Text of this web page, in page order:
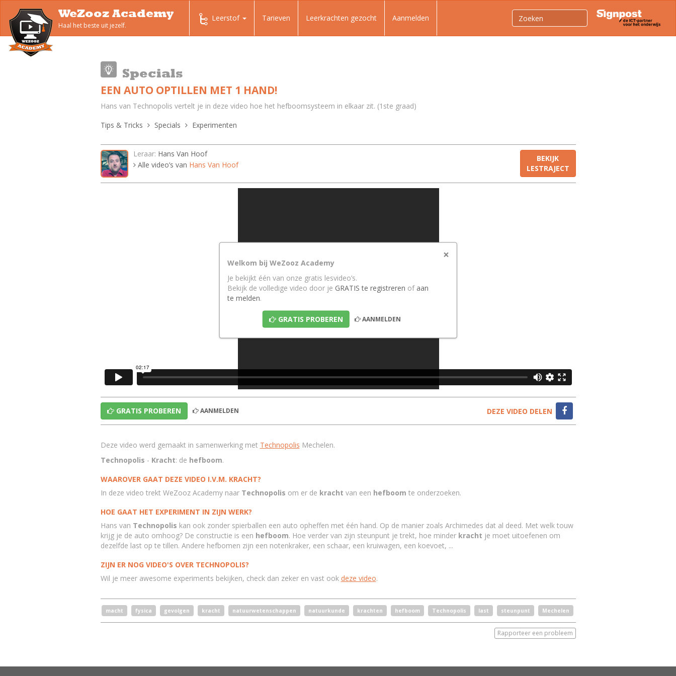
WeZooz Academy
Haal het beste uit jezelf.
Leerstof Tarieven Leerkrachten gezocht Aanmelden
Specials
EEN AUTO OPTILLEN MET 1 HAND!
Hans van Technopolis vertelt je in deze video hoe het hefboomsysteem in elkaar zit. (1ste graad)
Tips & Tricks
Specials Experimenten
Leraar: Hans Van Hoof
Alle video’s van Hans Van Hoof
BEKIJK
LESTRAJECT
×
Welkom bij WeZooz Academy
Je bekijkt één van onze gratis lesvideo’s.
Bekijk de volledige video door je GRATIS te registreren of aan
te melden.
GRATIS PROBEREN AANMELDEN
GRATIS PROBEREN AANMELDEN DEZE VIDEO DELEN
Deze video werd gemaakt in samenwerking met Technopolis Mechelen.
Technopolis - Kracht: de hefboom.
WAAROVER GAAT DEZE VIDEO I.V.M. KRACHT?
In deze video trekt WeZooz Academy naar Technopolis om er de kracht van een hefboom te onderzoeken.
HOE GAAT HET EXPERIMENT IN ZIJN WERK?
Hans van Technopolis kan ook zonder spierballen een auto opheffen met één hand. Op de manier zoals Archimedes dat al deed. Met welk touw
krijg je de auto omhoog? De constructie is een hefboom. Hoe verder van zijn steunpunt je trekt, hoe minder kracht je moet uitoefenen om
dezelfde last op te tillen. Andere hefbomen zijn een notenkraker, een schaar, een kruiwagen, een koevoet, ...
ZIJN ER NOG VIDEO'S OVER TECHNOPOLIS?
Wil je meer awesome experiments bekijken, check dan zeker en vast ook deze video.
macht fysica gevolgen kracht natuurwetenschappen natuurkunde krachten hefboom Technopolis last steunpunt Mechelen
Rapporteer een probleem